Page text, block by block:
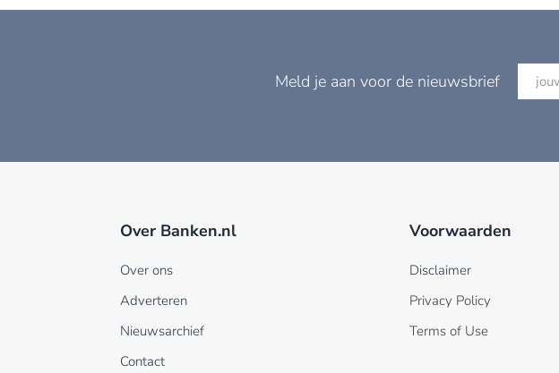
Meld je aan voor de nieuwsbrief
Over Banken.nl
Over ons
Adverteren
Nieuwsarchief
Contact
Voorwaarden
Disclaimer
Privacy Policy
Terms of Use